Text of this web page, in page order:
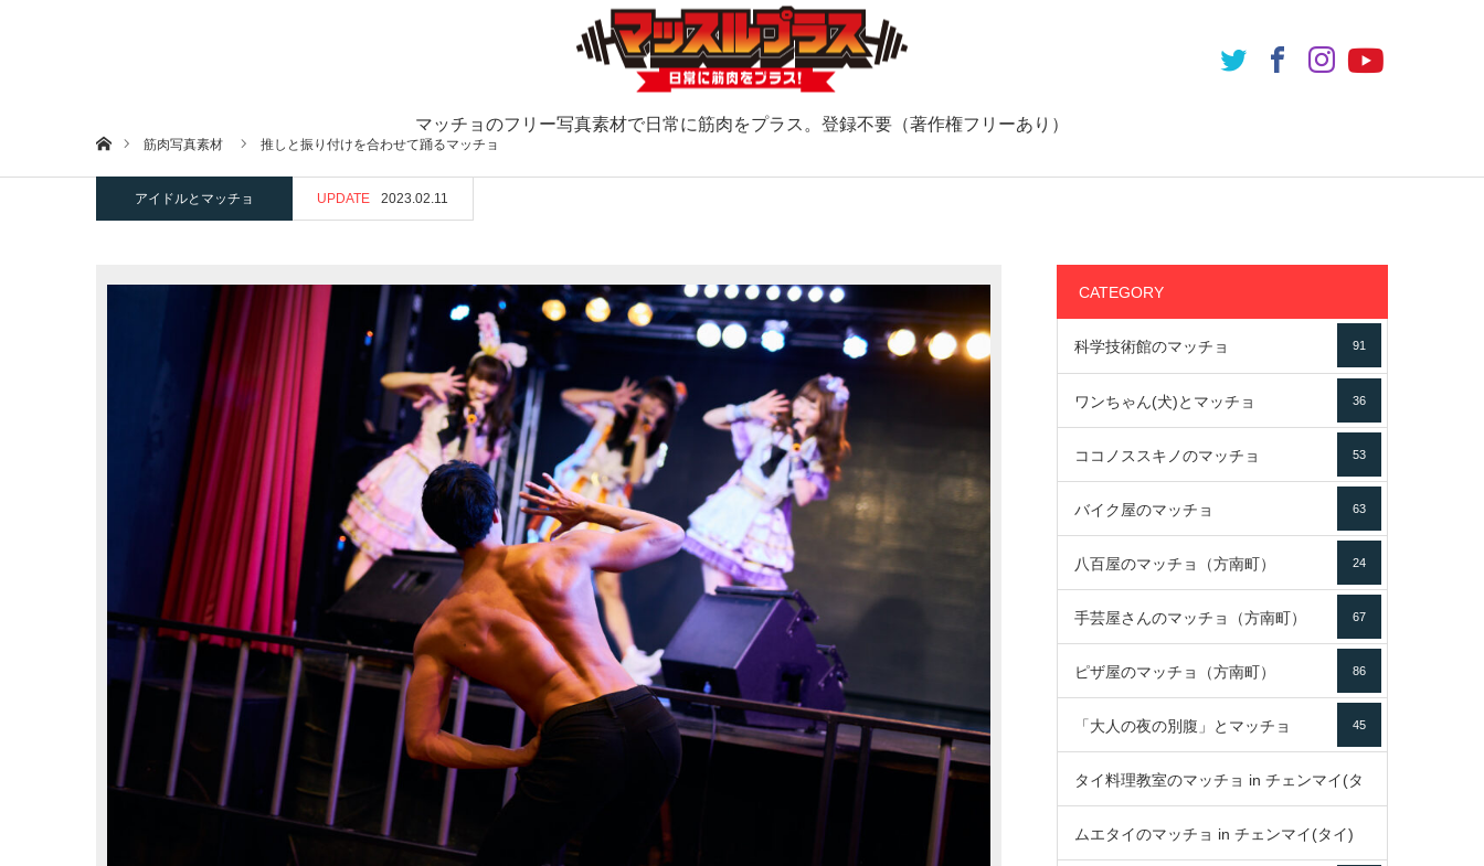
マッチョのフリー写真素材で日常に筋肉をプラス。登録不要（著作権フリーあり）
ホーム筋肉写真素材 推しと振り付けを合わせて踊るマッチョ
アイドルとマッチョ UPDATE 2023.02.11
CATEGORY
科学技術館のマッチョ 91
ワンちゃん(犬)とマッチョ 36
ココノススキノのマッチョ 53
バイク屋のマッチョ 63
八百屋のマッチョ（方南町） 24
手芸屋さんのマッチョ（方南町） 67
ピザ屋のマッチョ（方南町） 86
「大人の夜の別腹」とマッチョ 45
タイ料理教室のマッチョ in チェンマイ(タ
イ)
ムエタイのマッチョ in チェンマイ(タイ)